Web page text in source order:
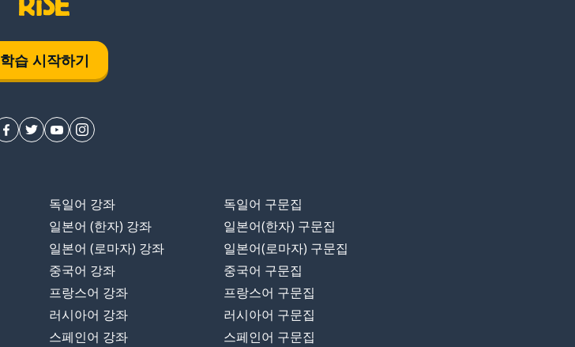
학습 시작하기
독일어 강좌
일본어 (한자) 강좌
일본어 (로마자) 강좌
중국어 강좌
프랑스어 강좌
러시아어 강좌
스페인어 강좌
독일어 구문집
일본어(한자) 구문집
일본어(로마자) 구문집
중국어 구문집
프랑스어 구문집
러시아어 구문집
스페인어 구문집